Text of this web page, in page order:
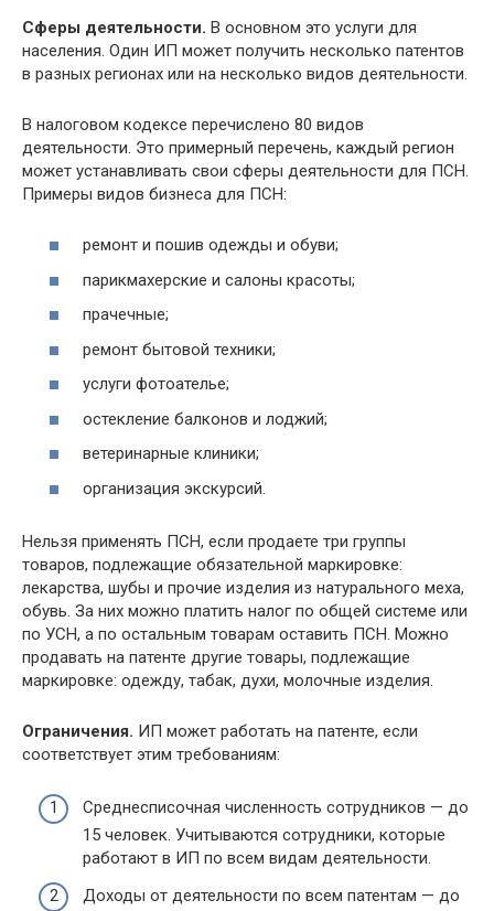
Сферы деятельности. В основном это услуги для
населения. Один ИП может получить несколько патентов
в разных регионах или на несколько видов деятельности.
В налоговом кодексе перечислено 80 видов
деятельности. Это примерный перечень, каждый регион
может устанавливать свои сферы деятельности для ПСН.
Примеры видов бизнеса для ПСН:
ремонт и пошив одежды и обуви;
парикмахерские и салоны красоты;
прачечные;
ремонт бытовой техники;
услуги фотоателье;
остекление балконов и лоджий;
ветеринарные клиники;
организация экскурсий.
Нельзя применять ПСН, если продаете три группы
товаров, подлежащие обязательной маркировке:
лекарства, шубы и прочие изделия из натурального меха,
обувь. За них можно платить налог по общей системе или
по УСН, а по остальным товарам оставить ПСН. Можно
продавать на патенте другие товары, подлежащие
маркировке: одежду, табак, духи, молочные изделия.
Ограничения. ИП может работать на патенте, если
соответствует этим требованиям:
Среднесписочная численность сотрудников — до
15 человек. Учитываются сотрудники, которые
работают в ИП по всем видам деятельности.
Доходы от деятельности по всем патентам — до